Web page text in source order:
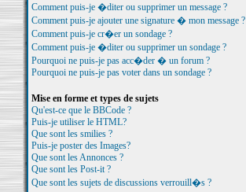
Comment puis-je �diter ou supprimer un message ?
Comment puis-je ajouter une signature � mon message ?
Comment puis-je cr�er un sondage ?
Comment puis-je �diter ou supprimer un sondage ?
Pourquoi ne puis-je pas acc�der � un forum ?
Pourquoi ne puis-je pas voter dans un sondage ?
Mise en forme et types de sujets
Qu'est-ce que le BBCode ?
Puis-je utiliser le HTML?
Que sont les smilies ?
Puis-je poster des Images?
Que sont les Annonces ?
Que sont les Post-it ?
Que sont les sujets de discussions verrouill�s ?